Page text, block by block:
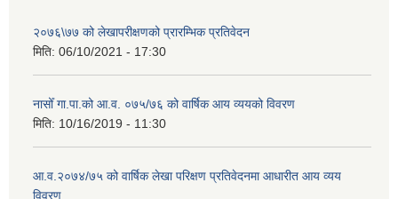
२०७६\७७ को लेखापरीक्षणको प्रारम्भिक प्रतिवेदन
मिति: 06/10/2021 - 17:30
नासोँ गा.पा.को आ.व. ०७५/७६ को वार्षिक आय व्ययको विवरण
मिति: 10/16/2019 - 11:30
आ.व.२०७४/७५ को वार्षिक लेखा परिक्षण प्रतिवेदनमा आधारीत आय व्यय
विवरण